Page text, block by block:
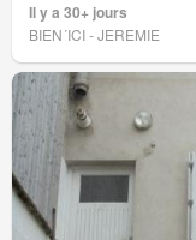
Il y a 30+ jours
BIEN´ICI - JEREMIE